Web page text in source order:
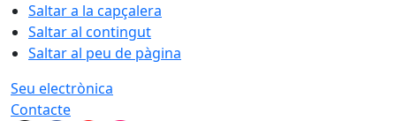
Saltar a la capçalera
Saltar al contingut
Saltar al peu de pàgina
Seu electrònica
Contacte